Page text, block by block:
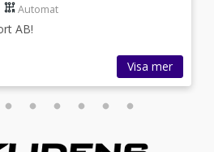
Automat
AB!
Visa mer